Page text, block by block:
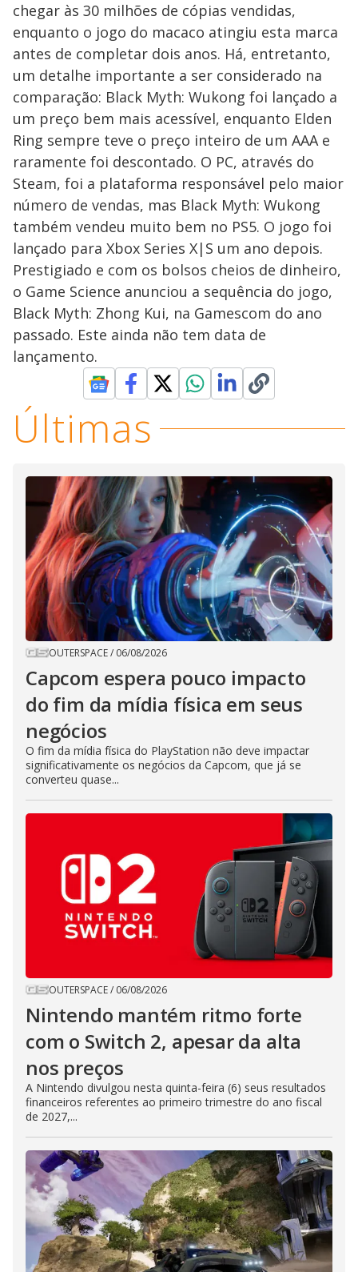
chegar às 30 milhões de cópias vendidas,
enquanto o jogo do macaco atingiu esta marca
antes de completar dois anos. Há, entretanto,
um detalhe importante a ser considerado na
comparação: Black Myth: Wukong foi lançado a
um preço bem mais acessível, enquanto Elden
Ring sempre teve o preço inteiro de um AAA e
raramente foi descontado. O PC, através do
Steam, foi a plataforma responsável pelo maior
número de vendas, mas Black Myth: Wukong
também vendeu muito bem no PS5. O jogo foi
lançado para Xbox Series X|S um ano depois.
Prestigiado e com os bolsos cheios de dinheiro,
o Game Science anunciou a sequência do jogo,
Black Myth: Zhong Kui, na Gamescom do ano
passado. Este ainda não tem data de
lançamento.
Últimas
OUTERSPACE/ 06/08/2026
Capcom espera pouco impacto
do fim da mídia física em seus
negócios
O fim da mídia física do PlayStation não deve impactar
significativamente os negócios da Capcom, que já se
converteu quase...
OUTERSPACE/ 06/08/2026
Nintendo mantém ritmo forte
com o Switch 2, apesar da alta
nos preços
A Nintendo divulgou nesta quinta-feira (6) seus resultados
financeiros referentes ao primeiro trimestre do ano fiscal
de 2027,...